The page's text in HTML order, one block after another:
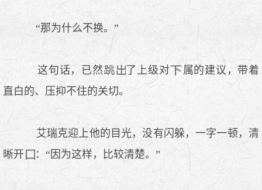
“那为什么不换。”
这句话，已然 了上级对
属的建议，带着
直白的、压抑不住的关切。
艾瑞克迎上他的目光，没有闪躲，一字一顿，清
晰开
：“因为这样，比较清楚。”